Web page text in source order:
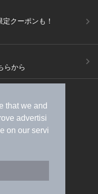
that we and
advertisi
on our servi
クーポンも！
らから
告出稿のご案内
規約
ヘルプ
採用情報